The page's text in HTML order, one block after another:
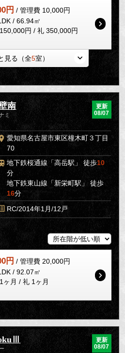
円 / 管理費 10,000円
/ 66.94㎡
円 / 礼 350,000円
見る（全5室）
南
ミ
更新
08/07
愛知県名古屋市東区橦木町３丁目
70
地下鉄桜通線「高岳駅」 徒歩10
分
地下鉄東山線「新栄町駅」 徒歩
16分
RC/2014年1月/12戸
円 / 管理費 20,000円
/ 92.07㎡
ヶ月 / 礼 1ヶ月
更新
08/07